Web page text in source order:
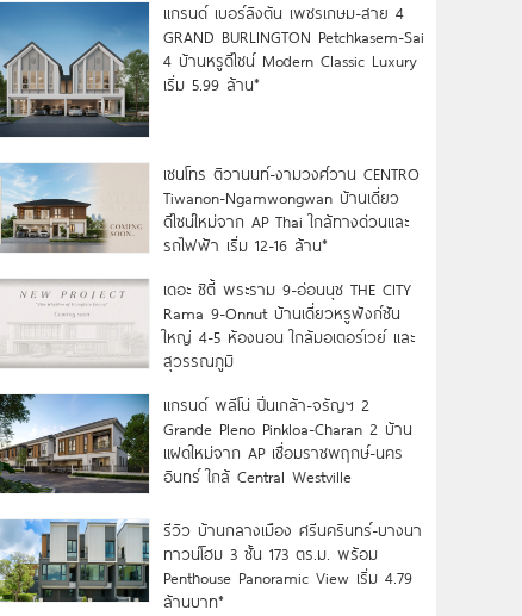
แกรนด์ เบอร์ลิงตัน เพชรเกษม-สาย 4
GRAND BURLINGTON Petchkasem-Sai
4 บ้านหรูดีไซน์ Modern Classic Luxury
เริ่ม 5.99 ล้าน*
เซนโทร ติวานนท์-งามวงศ์วาน CENTRO
Tiwanon-Ngamwongwan บ้านเดี่ยว
ดีไซน์ใหม่จาก AP Thai ใกล้ทางด่วนและ
รถไฟฟ้า เริ่ม 12-16 ล้าน*
เดอะ ซิตี้ พระราม 9-อ่อนนุช THE CITY
Rama 9-Onnut บ้านเดี่ยวหรูฟังก์ชัน
ใหญ่ 4-5 ห้องนอน ใกล้มอเตอร์เวย์ และ
สุวรรณภูมิ
แกรนด์ พลีโน่ ปิ่นเกล้า-จรัญฯ 2
Grande Pleno Pinkloa-Charan 2 บ้าน
แฝดใหม่จาก AP เชื่อมราชพฤกษ์-นคร
อินทร์ ใกล้ Central Westville
รีวิว บ้านกลางเมือง ศรีนครินทร์-บางนา
ทาวน์โฮม 3 ชั้น 173 ตร.ม. พร้อม
Penthouse Panoramic View เริ่ม 4.79
ล้านบาท*